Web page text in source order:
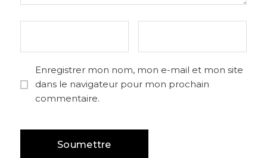
Enregistrer mon nom, mon e-mail et mon site
dans le navigateur pour mon prochain
commentaire.